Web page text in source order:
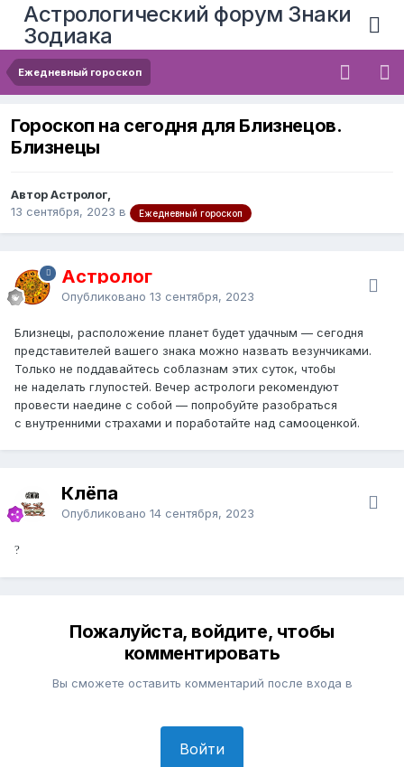
Астрологический форум Знаки
Зодиака
Ежедневный гороскоп
Гороскоп на сегодня для Близнецов.
Близнецы
Автор Астролог,
13 сентября, 2023 в Ежедневный гороскоп
Астролог
Опубликовано 13 сентября, 2023
Близнецы, расположение планет будет удачным — сегодня
представителей вашего знака можно назвать везунчиками.
Только не поддавайтесь соблазнам этих суток, чтобы
не наделать глупостей. Вечер астрологи рекомендуют
провести наедине с собой — попробуйте разобраться
с внутренними страхами и поработайте над самооценкой.
Клёпа
Опубликовано 14 сентября, 2023
?
Пожалуйста, войдите, чтобы
комментировать
Вы сможете оставить комментарий после входа в
Войти